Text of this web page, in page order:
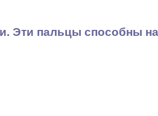
Эти пальцы способны